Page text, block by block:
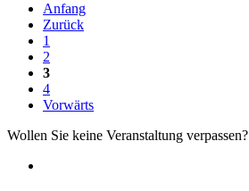
Anfang
Zurück
1
2
3
4
Vorwärts
Wollen Sie keine Veranstaltung verpassen?